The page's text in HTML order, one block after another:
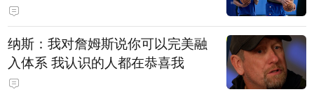
纳斯：我对詹姆斯说你可以完美融
入体系 我认识的人都在恭喜我